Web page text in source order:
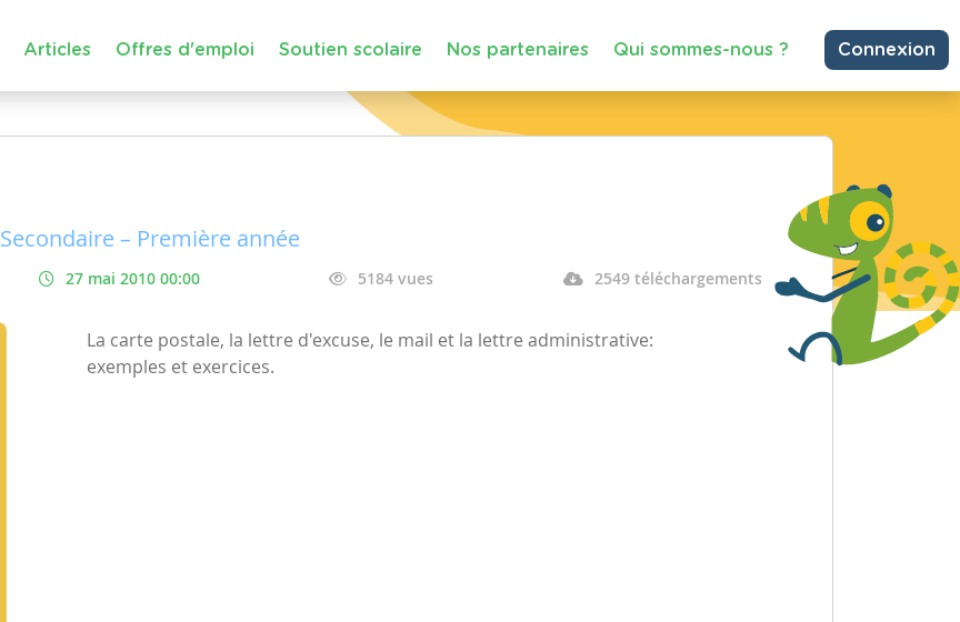
Articles Offres d'emploi Soutien scolaire Nos partenaires Qui sommes-nous ? Connexion
Secondaire – Première année
27 mai 2010 00:00 5184 vues 2549 téléchargements
La carte postale, la lettre d'excuse, le mail et la lettre administrative:
exemples et exercices.